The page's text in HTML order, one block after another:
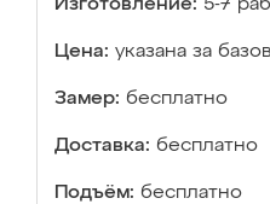
Изготовление: 5-7
Цена: указана за
Замер: бесплатно
Доставка: бесплатно
Подъём: бесплатно